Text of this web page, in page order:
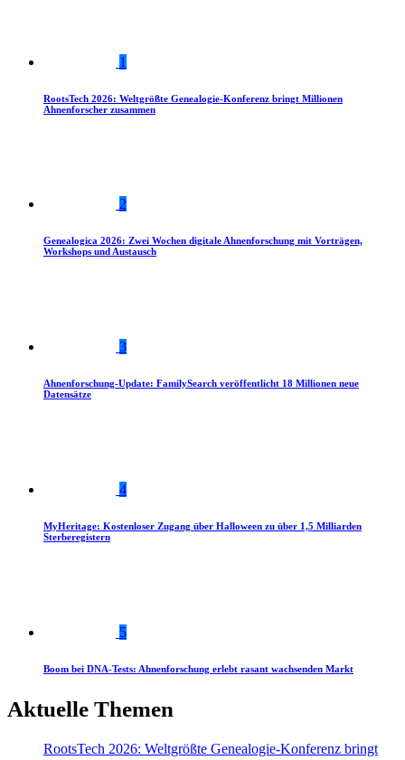
1
RootsTech 2026: Weltgrößte Genealogie-Konferenz bringt Millionen
Ahnenforscher zusammen
2
Genealogica 2026: Zwei Wochen digitale Ahnenforschung mit Vorträgen,
Workshops und Austausch
3
Ahnenforschung-Update: FamilySearch veröffentlicht 18 Millionen neue
Datensätze
4
MyHeritage: Kostenloser Zugang über Halloween zu über 1,5 Milliarden
Sterberegistern
5
Boom bei DNA-Tests: Ahnenforschung erlebt rasant wachsenden Markt
Aktuelle Themen
RootsTech 2026: Weltgrößte Genealogie-Konferenz bringt